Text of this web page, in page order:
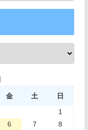
金 土
日
1
6 7
8